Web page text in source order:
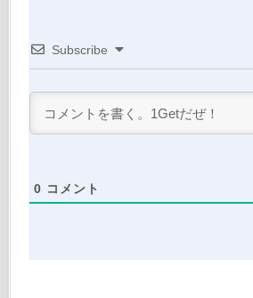
Subscribe
0 コメント